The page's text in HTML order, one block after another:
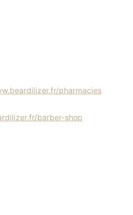
pharmacies
barber-shop